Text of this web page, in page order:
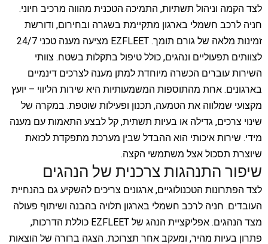
לצד הקמה וניהול תשתיות, התמיכה הטכנית מהווה מרכיב חיוני.
חניה לרכב חשמלי בארגון מתקיימת בשגרה ובחירום, ודורשת
זמינות מלאה של גורם תומך. EZFLEET מציעה מענה טכני 24/7
לצוותים תפעוליים ונהגים, כולל טיפול בתקלות בשטח. צוותי
השירות עוברים הכשרה מיוחדת למתן מענה לצרכים דינמיים
בארגונים. אחת מהתוספות המשמעותיות היא שירות הליווי – יועץ
מקצועי שמלווה את הטמעה, תכנון ופעילות שוטפת. במקרה של
שינוי צרכים, גדילה או בעיות תשתית, קל לבצע התאמות עם מענה
מידי. שירות איכותי הוא ההבדל שבין מערכת מתפקדת לכזאת
שיוצרת תסכול אצל משתמשי הקצה.
שיפור התנהגות צרכנית של הנהגים
לצד הפתרונות הטכנולוגיים, ארגונים צריכים להשקיע גם בהנחיית
העובדים. חניה לרכב חשמלי בארגון תלויה בהבנה ושיתוף פעולה
מצד הנהגים. אפליקציית הנהג של EZFLEET כוללת הדרכות,
פתרון בעיות מהיר, ומעקב אחר תצרוכת. הצגה ברורה של הוצאות